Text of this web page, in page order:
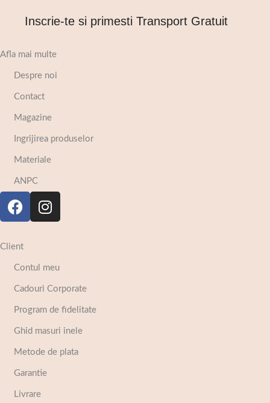
Inscrie-te si primesti Transport Gratuit
Afla mai multe
Despre noi
Contact
Magazine
Ingrijirea produselor
Materiale
ANPC
Client
Contul meu
Cadouri Corporate
Program de fidelitate
Ghid masuri inele
Metode de plata
Garantie
Livrare